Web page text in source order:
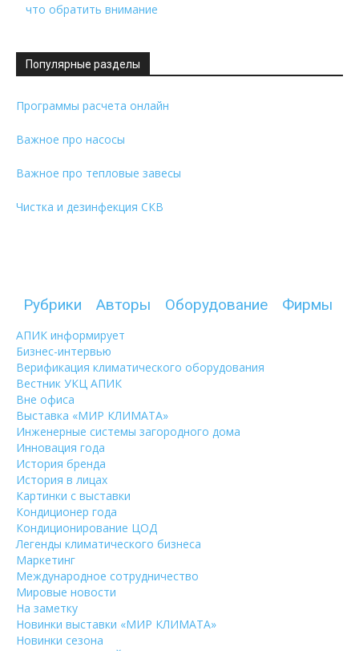
что обратить внимание
Популярные разделы
Программы расчета онлайн
Важное про насосы
Важное про тепловые завесы
Чистка и дезинфекция СКВ
Рубрики Авторы Оборудование Фирмы
АПИК информирует
Бизнес-интервью
Верификация климатического оборудования
Вестник УКЦ АПИК
Вне офиса
Выставка «МИР КЛИМАТА»
Инженерные системы загородного дома
Инновация года
История бренда
История в лицах
Картинки с выставки
Кондиционер года
Кондиционирование ЦОД
Легенды климатического бизнеса
Маркетинг
Международное сотрудничество
Мировые новости
На заметку
Новинки выставки «МИР КЛИМАТА»
Новинки сезона